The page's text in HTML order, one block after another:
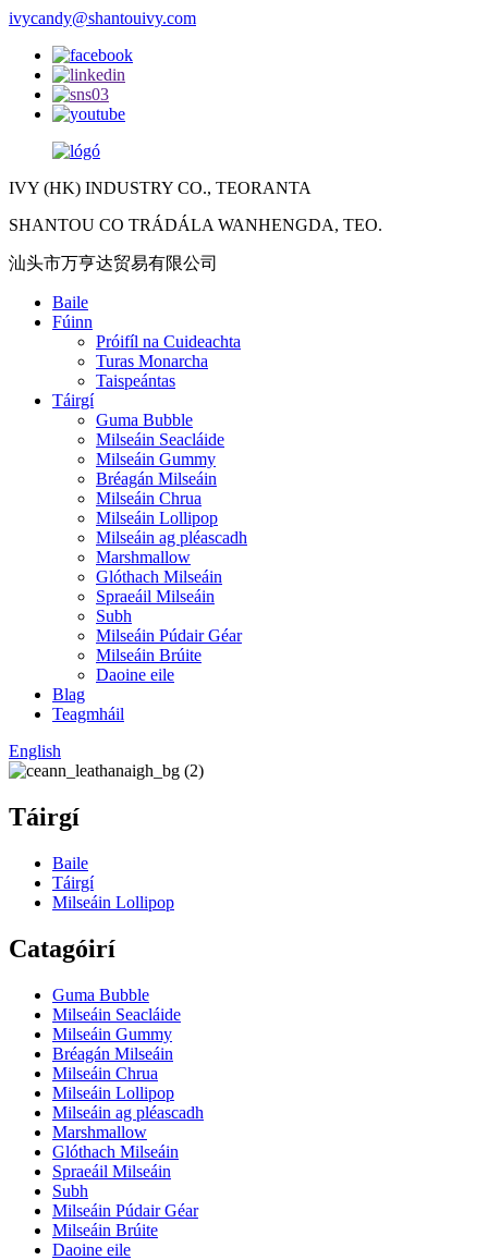
ivycandy@shantouivy.com
IVY (HK) INDUSTRY CO., TEORANTA
SHANTOU CO TRÁDÁLA WANHENGDA, TEO.
汕头市万亨达贸易有限公司
Baile
Fúinn
Próifíl na Cuideachta
Turas Monarcha
Taispeántas
Táirgí
Guma Bubble
Milseáin Seacláide
Milseáin Gummy
Bréagán Milseáin
Milseáin Chrua
Milseáin Lollipop
Milseáin ag pléascadh
Marshmallow
Glóthach Milseáin
Spraeáil Milseáin
Subh
Milseáin Púdair Géar
Milseáin Brúite
Daoine eile
Blag
Teagmháil
English
Táirgí
Baile
Táirgí
Milseáin Lollipop
Catagóirí
Guma Bubble
Milseáin Seacláide
Milseáin Gummy
Bréagán Milseáin
Milseáin Chrua
Milseáin Lollipop
Milseáin ag pléascadh
Marshmallow
Glóthach Milseáin
Spraeáil Milseáin
Subh
Milseáin Púdair Géar
Milseáin Brúite
Daoine eile